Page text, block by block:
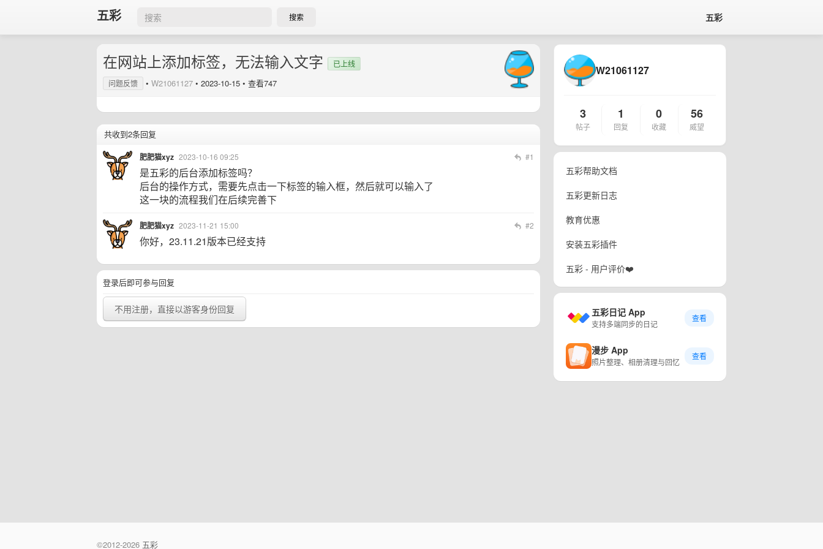
五彩 搜索 五彩
在网站上添加标签，无法输入文字
已上线
问题反馈
• W21061127 • 2023-10-15 • 查看747
共收到2条回复
肥肥猫xyz 2023-10-16 09:25 #1
是五彩的后台添加标签吗？
后台的操作方式，需要先点击一下标签的输入框，然后就可以输入了
这一块的流程我们在后续完善下
肥肥猫xyz 2023-11-21 15:00 #2
你好，23.11.21版本已经支持
登录后即可参与回复
不用注册，直接以游客身份回复
W21061127
3
帖子
1
回复
0
收藏
56
威望
五彩帮助文档
五彩更新日志
教育优惠
安装五彩插件
五彩 - 用户评价❤️
五彩日记 App
支持多端同步的日记
查看
漫步 App
照片整理、相册清理与回忆
查看
©2012-2026 五彩